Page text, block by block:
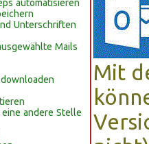
automatisieren
Unterschriften
Mails
andere Stelle
Mit